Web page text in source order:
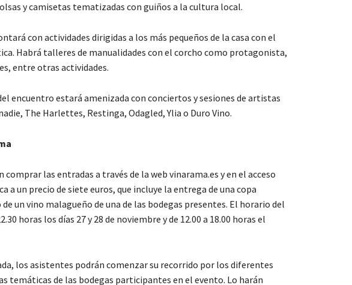
y camisetas tematizadas con guiños a la cultura local.
con actividades dirigidas a los más pequeños de la casa con el
Habrá talleres de manualidades con el corcho como protagonista,
entre otras actividades.
encuentro estará amenizada con conciertos y sesiones de artistas
The Harlettes, Restinga, Odagled, Ylia o Duro Vino.
comprar las entradas a través de la web vinarama.es y en el acceso
a un precio de siete euros, que incluye la entrega de una copa
un vino malagueño de una de las bodegas presentes. El horario del
horas los días 27 y 28 de noviembre y de 12.00 a 18.00 horas el
los asistentes podrán comenzar su recorrido por los diferentes
temáticas de las bodegas participantes en el evento. Lo harán